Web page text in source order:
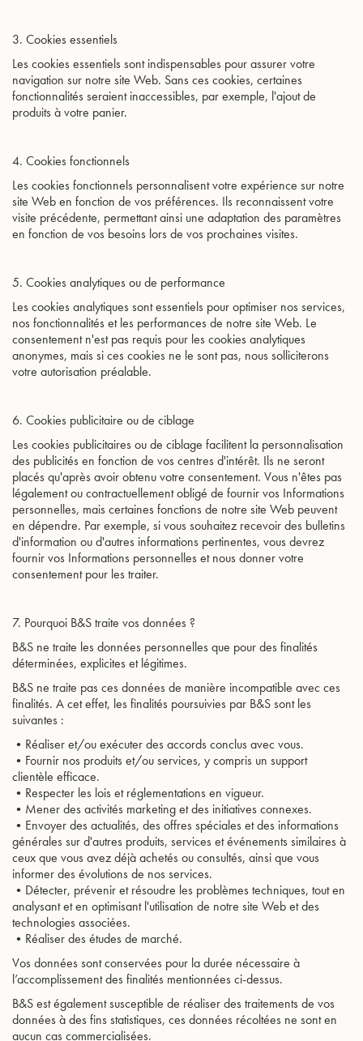
3. Cookies essentiels
Les cookies essentiels sont indispensables pour assurer votre
navigation sur notre site Web. Sans ces cookies, certaines
fonctionnalités seraient inaccessibles, par exemple, l'ajout de
produits à votre panier.
4. Cookies fonctionnels
Les cookies fonctionnels personnalisent votre expérience sur notre
site Web en fonction de vos préférences. Ils reconnaissent votre
visite précédente, permettant ainsi une adaptation des paramètres
en fonction de vos besoins lors de vos prochaines visites.
5. Cookies analytiques ou de performance
Les cookies analytiques sont essentiels pour optimiser nos services,
nos fonctionnalités et les performances de notre site Web. Le
consentement n'est pas requis pour les cookies analytiques
anonymes, mais si ces cookies ne le sont pas, nous solliciterons
votre autorisation préalable.
6. Cookies publicitaire ou de ciblage
Les cookies publicitaires ou de ciblage facilitent la personnalisation
des publicités en fonction de vos centres d'intérêt. Ils ne seront
placés qu'après avoir obtenu votre consentement. Vous n'êtes pas
légalement ou contractuellement obligé de fournir vos Informations
personnelles, mais certaines fonctions de notre site Web peuvent
en dépendre. Par exemple, si vous souhaitez recevoir des bulletins
d'information ou d'autres informations pertinentes, vous devrez
fournir vos Informations personnelles et nous donner votre
consentement pour les traiter.
7. Pourquoi B&S traite vos données ?
B&S ne traite les données personnelles que pour des finalités
déterminées, explicites et légitimes.
B&S ne traite pas ces données de manière incompatible avec ces
finalités. A cet effet, les finalités poursuivies par B&S sont les
suivantes :
•Réaliser et/ou exécuter des accords conclus avec vous.
•Fournir nos produits et/ou services, y compris un support
clientèle efficace.
•Respecter les lois et réglementations en vigueur.
•Mener des activités marketing et des initiatives connexes.
•Envoyer des actualités, des offres spéciales et des informations
générales sur d'autres produits, services et événements similaires à
ceux que vous avez déjà achetés ou consultés, ainsi que vous
informer des évolutions de nos services.
•Détecter, prévenir et résoudre les problèmes techniques, tout en
analysant et en optimisant l'utilisation de notre site Web et des
technologies associées.
•Réaliser des études de marché.
Vos données sont conservées pour la durée nécessaire à
l’accomplissement des finalités mentionnées ci-dessus.
B&S est également susceptible de réaliser des traitements de vos
données à des fins statistiques, ces données récoltées ne sont en
aucun cas commercialisées.